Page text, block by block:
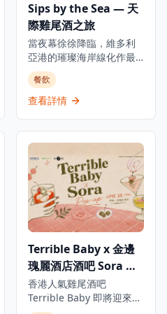
當下。情人節燭光晚餐將
在戶外（有遮擋的屋頂
下）舉行。 🪉 音樂家：
The Euphonious（三重
奏） 豎琴演奏家：Jadie
Cheuk 小提琴手：賴賴路
易 大提琴手：李麗貝卡
*12歲以下兒童謝絕入場。
Sips by the Sea — 天
際雞尾酒之旅
當夜幕徐徐降臨，維多利
亞港的璀璨海岸線化作最
美的背景，K11 MUSEA 六
樓戶外空間 Sculpture
Park 即將搖身一變，成為
the Sea》期間限定登場。
活動於2026年5月16日至
31日，每逢星期五、六、
日及公眾假期下午4時30分
至晚上9時舉行。現場匯聚
多個來自亞洲50最佳酒吧
的頂尖調酒師，並帶來五
創作的獨家雞尾酒，讓調
酒工藝、日落餘暉與藝術
裝置在此交織成一場感官
盛宴。 系列活動將以「Sip
& Spin」（6月6日）作壓
餐飲
查看詳情
Terrible Baby x 金邊
瑰麗酒店酒吧 Sora 限
定快閃酒吧
香港人氣雞尾酒吧
Terrible Baby 即將迎來一